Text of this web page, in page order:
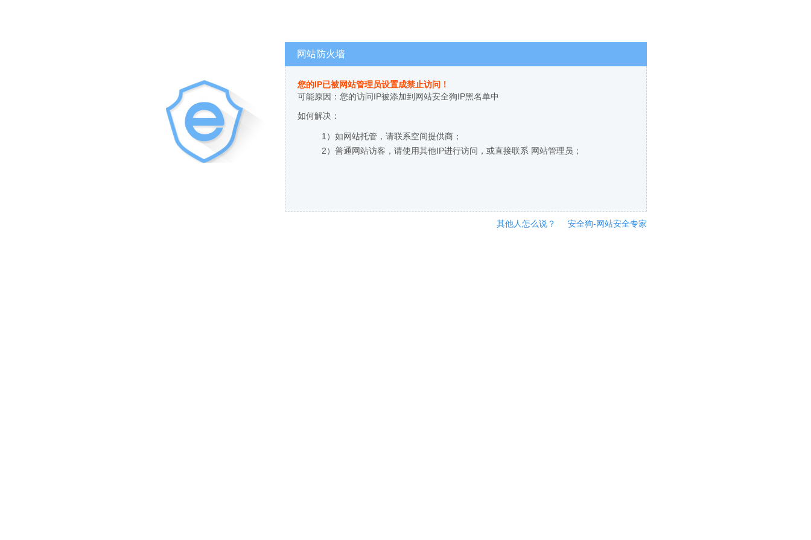
网站防火墙
您的IP已被网站管理员设置成禁止访问！
可能原因：您的访问IP被添加到网站安全狗IP黑名单中
如何解决：
1）如网站托管，请联系空间提供商；
2）普通网站访客，请使用其他IP进行访问，或直接联系 网站管理员；
其他人怎么说？ 安全狗-网站安全专家